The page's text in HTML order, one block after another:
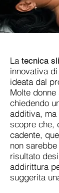
La tecnica
innovativa
ideata dal
Molte
chiedendo
additiva,
scopre che,
cadente,
non
risultato
addirittura
suggerita